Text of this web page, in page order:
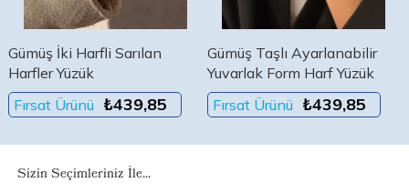
Gümüş Taşlı Ayarlanabilir
Yuvarlak Form Harf Yüzük
Fırsat Ürünü ₺439,85
Gümüş İki Harfli Kalpli
Sarılan Harfler Yüzük
Fırsat Ürünü ₺454,13
Sizin Seçimleriniz İle...